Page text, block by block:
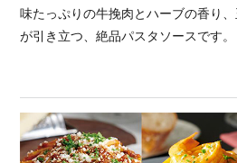
味たっぷりの牛挽肉とハーブの香り
が引き立つ、絶品パスタソースです。